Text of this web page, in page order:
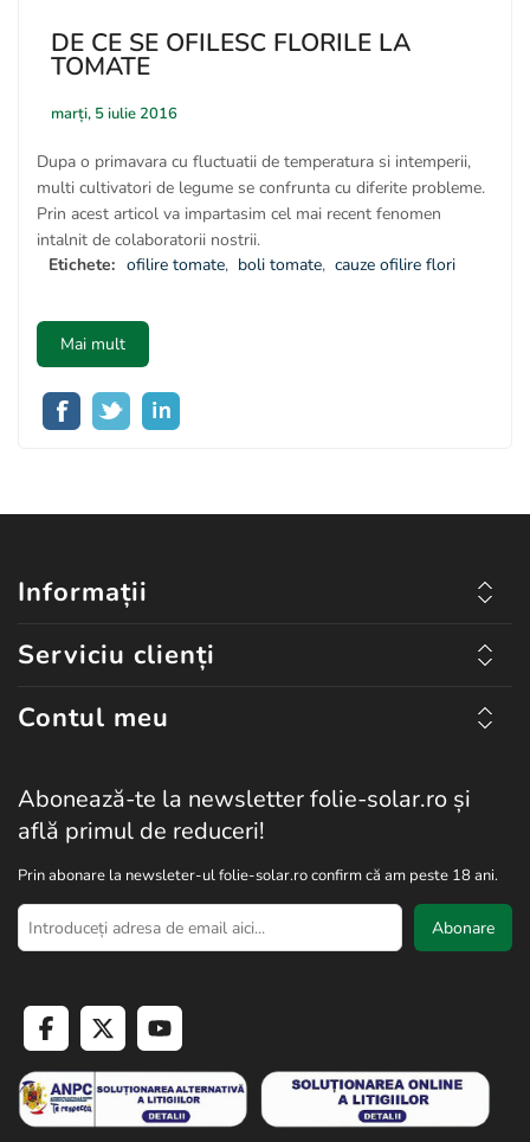
DE CE SE OFILESC FLORILE LA
TOMATE
marți, 5 iulie 2016
Dupa o primavara cu fluctuatii de temperatura si intemperii,
multi cultivatori de legume se confrunta cu diferite probleme.
Prin acest articol va impartasim cel mai recent fenomen
intalnit de colaboratorii nostrii.
Etichete: ofilire tomate, boli tomate, cauze ofilire flori
Mai mult
Informații
Serviciu clienți
Contul meu
Abonează-te la newsletter folie-solar.ro și
află primul de reduceri!
Prin abonare la newsleter-ul folie-solar.ro confirm că am peste 18 ani.
Abonare